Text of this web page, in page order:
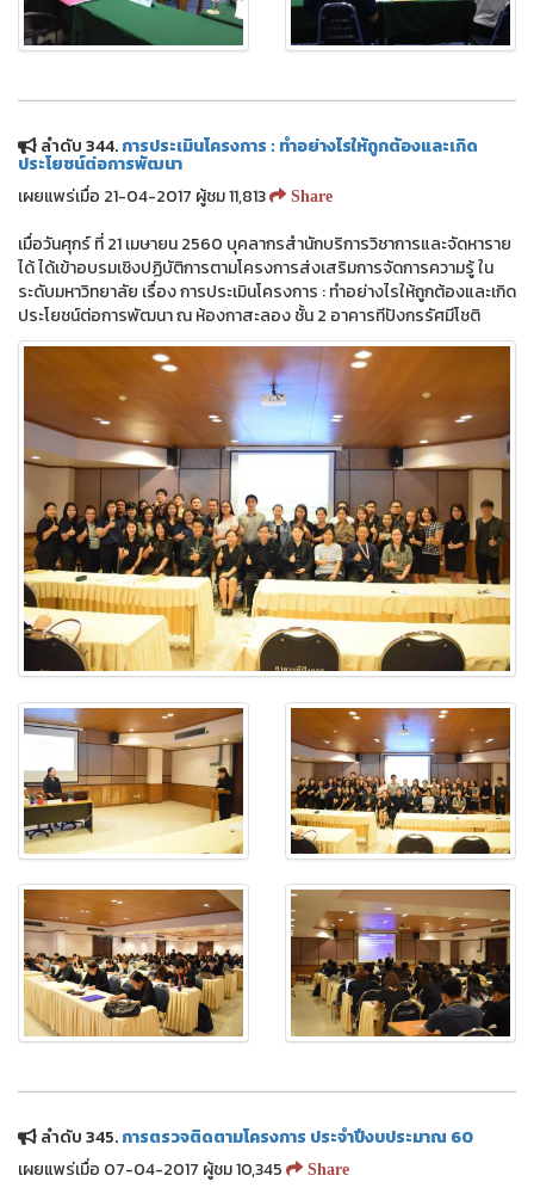
ลำดับ 344.การประเมินโครงการ : ทำอย่างไรให้ถูกต้องและเกิด
ประโยชน์ต่อการพัฒนา
เผยแพร่เมื่อ 21-04-2017 ผู้ชม 11,813
Share
เมื่อวันศุกร์ ที่ 21 เมษายน 2560 บุคลากรสำนักบริการวิชาการและจัดหาราย
ได้ ได้เข้าอบรมเชิงปฏิบัติการตามโครงการส่งเสริมการจัดการความรู้ ใน
ระดับมหาวิทยาลัย เรื่อง การประเมินโครงการ : ทำอย่างไรให้ถูกต้องและเกิด
ประโยชน์ต่อการพัฒนา ณ ห้องกาสะลอง ชั้น 2 อาคารทีปังกรรัศมีโชติ
ลำดับ 345.การตรวจติดตามโครงการ ประจำปีงบประมาณ 60
เผยแพร่เมื่อ 07-04-2017 ผู้ชม 10,345
Share